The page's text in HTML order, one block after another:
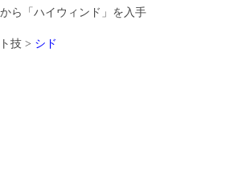
ら「ハイウィンド」を入手
技 > シド